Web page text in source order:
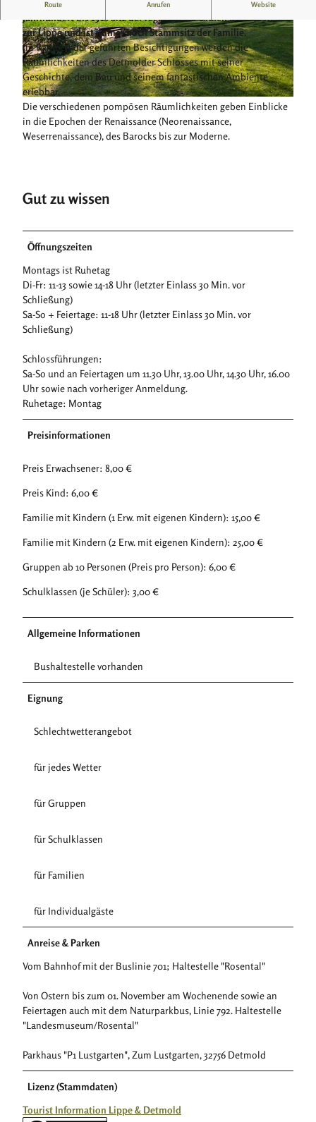
© Teutoburger Wald / Detmold / B. Fromberger | CC-BY-SA
© Teutoburger Wald Tourismus, D. Ketz
© Teutoburger Wald / Detmold / F. Sieker, Falko
Route Anrufen Website
Jahrhundert bis 1918 Sitz der regierenden Grafen und Fürsten
zur Lippe und ist immer noch Stammsitz der Familie.
Im Rahmen der geführten Besichtigungen werden die
Räumlichkeiten des Detmolder Schlosses mit seiner
Geschichte, dem Bau und seinem fantastischen Ambiente
erlebbar.
Die verschiedenen pompösen Räumlichkeiten geben Einblicke
in die Epochen der Renaissance (Neorenaissance,
Weserrenaissance), des Barocks bis zur Moderne.
Gut zu wissen
Öffnungszeiten
Montags ist Ruhetag
Di-Fr: 11-13 sowie 14-18 Uhr (letzter Einlass 30 Min. vor
Schließung)
Sa-So + Feiertage: 11-18 Uhr (letzter Einlass 30 Min. vor
Schließung)
Schlossführungen:
Sa-So und an Feiertagen um 11.30 Uhr, 13.00 Uhr, 14.30 Uhr, 16.00
Uhr sowie nach vorheriger Anmeldung.
Ruhetage: Montag
Preisinformationen
Preis Erwachsener: 8,00 €
Preis Kind: 6,00 €
Familie mit Kindern (1 Erw. mit eigenen Kindern): 15,00 €
Familie mit Kindern (2 Erw. mit eigenen Kindern): 25,00 €
Gruppen ab 10 Personen (Preis pro Person): 6,00 €
Schulklassen (je Schüler): 3,00 €
Allgemeine Informationen
Bushaltestelle vorhanden
Eignung
Schlechtwetterangebot
für jedes Wetter
für Gruppen
für Schulklassen
für Familien
für Individualgäste
Anreise & Parken
Vom Bahnhof mit der Buslinie 701; Haltestelle "Rosental"
Von Ostern bis zum 01. November am Wochenende sowie an
Feiertagen auch mit dem Naturparkbus, Linie 792. Haltestelle
"Landesmuseum/Rosental"
Parkhaus "P1 Lustgarten", Zum Lustgarten, 32756 Detmold
Lizenz (Stammdaten)
Tourist Information Lippe & Detmold